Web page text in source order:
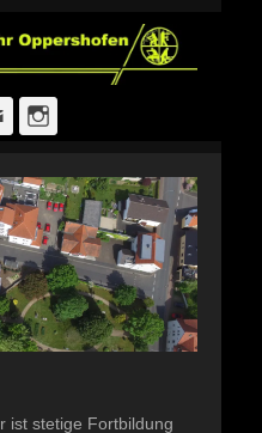
Freiwillige
Feuerwehr
Oppershofen
Mail
ist stetige Fortbildung